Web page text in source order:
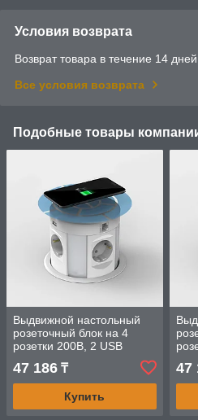
Условия возврата
Возврат товара в течение 14
Все условия возврата
Подобные товары
Выдвижной настольный
розеточный блок на 4
розетки 200B, 2 USB
розетки, 2 RJ45 розетки,
беспроводная зарядка
47 186 ₸
Купить
47